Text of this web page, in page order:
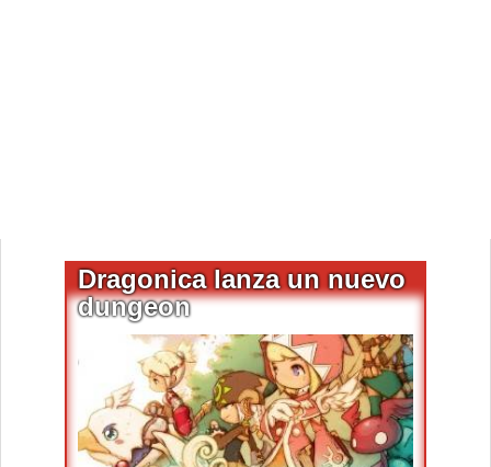
Dragonica lanza un nuevo
dungeon